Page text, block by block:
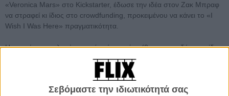
Σεβόμαστε την ιδιωτικότητά σας
«Veronica Mars» στο Kickstarter, έδωσε την ιδέα στον Ζακ Μπραφ
να στραφεί κι ίδιος στο crowdfunding, προκειμένου να κάνει το «I
Wish I Was Here» πραγματικότητα.
Η ιστορία του φιλμ είναι αυτή ενός πατέρα (θα τον υποδύεται ο ίδιος
ο Ζακ Μπραφ) που στα τριάντα και κάτι του, εξακολουθεί να μην
έχει βρει τον δρόμο του και να περνά το μεγαλύτερο μέρος της ζωής
του στον κόσμο της φαντασίας του, εκεί όπου είναι ακόμη ο
διαστημικός ιππότης που αποτελούσε το ιδανικό του από μικρό